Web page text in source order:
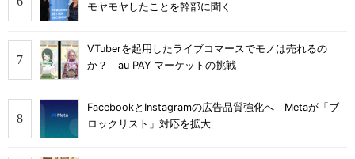
モヤモヤしたことを幹部に聞く
VTuberを起用したライブコマースでモノは売れるの
か？ au PAY マーケットの挑戦
FacebookとInstagramの広告品質強化へ Metaが「ブ
ロックリスト」対応を拡大